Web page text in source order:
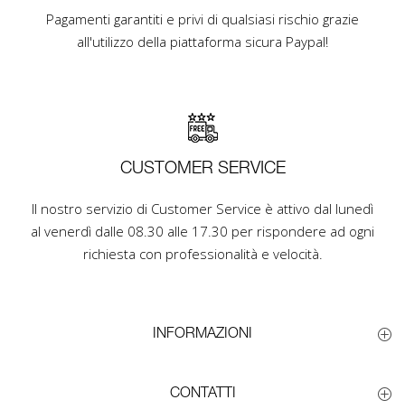
Pagamenti garantiti e privi di qualsiasi rischio grazie
all'utilizzo della piattaforma sicura Paypal!
CUSTOMER SERVICE
Il nostro servizio di Customer Service è attivo dal lunedì
al venerdì dalle 08.30 alle 17.30 per rispondere ad ogni
richiesta con professionalità e velocità.
INFORMAZIONI
CONTATTI